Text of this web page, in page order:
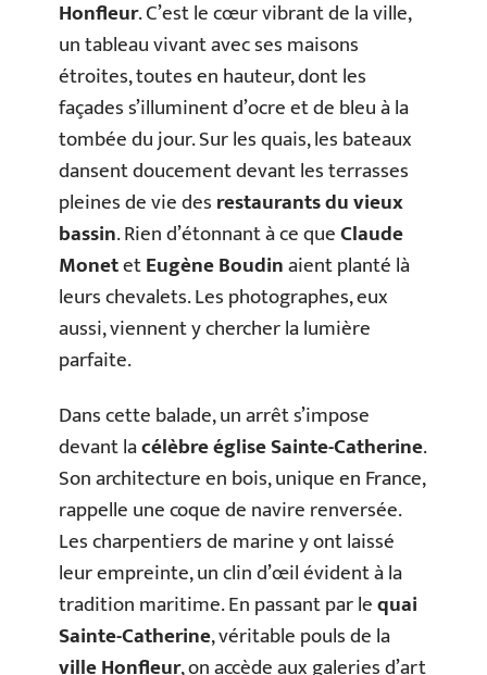
Honfleur. C’est le cœur vibrant de la ville,
un tableau vivant avec ses maisons
étroites, toutes en hauteur, dont les
façades s’illuminent d’ocre et de bleu à la
tombée du jour. Sur les quais, les bateaux
dansent doucement devant les terrasses
pleines de vie desrestaurants du vieux
bassin. Rien d’étonnant à ce queClaude
MonetetEugène Boudinaient planté là
leurs chevalets. Les photographes, eux
aussi, viennent y chercher la lumière
parfaite.
Dans cette balade, un arrêt s’impose
devant lacélèbre église Sainte-Catherine.
Son architecture en bois, unique en France,
rappelle une coque de navire renversée.
Les charpentiers de marine y ont laissé
leur empreinte, un clin d’œil évident à la
tradition maritime. En passant par lequai
Sainte-Catherine, véritable pouls de la
ville Honfleur, on accède aux galeries d’art